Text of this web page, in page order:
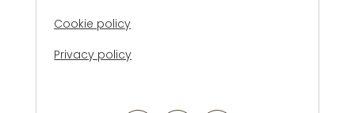
Cookie policy
Privacy policy